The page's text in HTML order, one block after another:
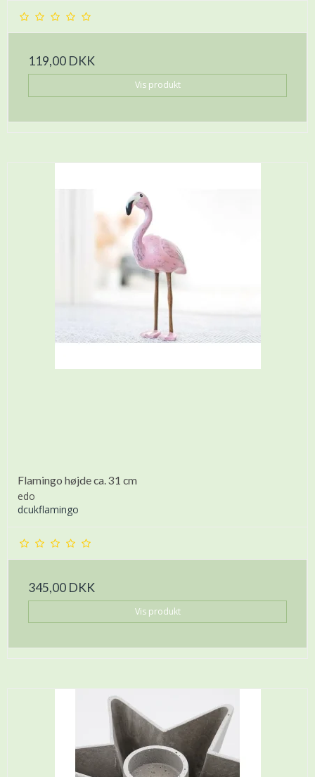
119,00 DKK
Vis produkt
Flamingo højde ca. 31 cm
edo
dcukflamingo
345,00 DKK
Vis produkt